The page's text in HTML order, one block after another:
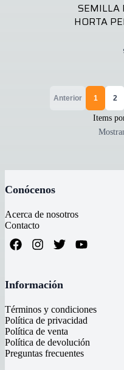
SEMILLA
HORTA
Anterior 1 2
Items
Conócenos
Acerca de nosotros
Contacto
Información
Términos y condiciones
Política de privacidad
Política de venta
Política de devolución
Preguntas frecuentes